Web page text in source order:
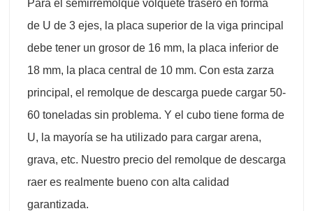
Para el semirremolque volquete trasero en forma
de U de 3 ejes, la placa superior de la viga principal
debe tener un grosor de 16 mm, la placa inferior de
18 mm, la placa central de 10 mm. Con esta zarza
principal, el remolque de descarga puede cargar 50-
60 toneladas sin problema. Y el cubo tiene forma de
U, la mayoría se ha utilizado para cargar arena,
grava, etc. Nuestro precio del remolque de descarga
raer es realmente bueno con alta calidad
garantizada.